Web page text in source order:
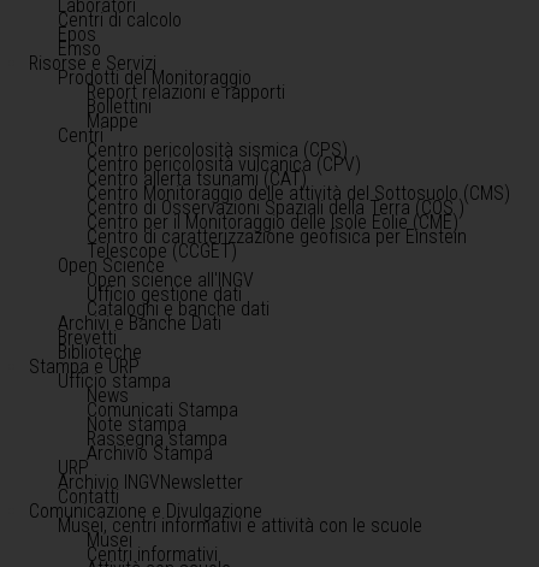
Laboratori
Centri di calcolo
Epos
Emso
Risorse e Servizi
Prodotti del Monitoraggio
Report relazioni e rapporti
Bollettini
Mappe
Centri
Centro pericolosità sismica (CPS)
Centro pericolosità vulcanica (CPV)
Centro allerta tsunami (CAT)
Centro Monitoraggio delle attività del Sottosuolo (CMS)
Centro di Osservazioni Spaziali della Terra (COS )
Centro per il Monitoraggio delle Isole Eolie (CME)
Centro di caratterizzazione geofisica per Einstein
Telescope (CCGET)
Open Science
Open science all'INGV
Ufficio gestione dati
Cataloghi e banche dati
Archivi e Banche Dati
Brevetti
Biblioteche
Stampa e URP
Ufficio stampa
News
Comunicati Stampa
Note stampa
Rassegna stampa
Archivio Stampa
URP
Archivio INGVNewsletter
Contatti
Comunicazione e Divulgazione
Musei, centri informativi e attività con le scuole
Musei
Centri informativi